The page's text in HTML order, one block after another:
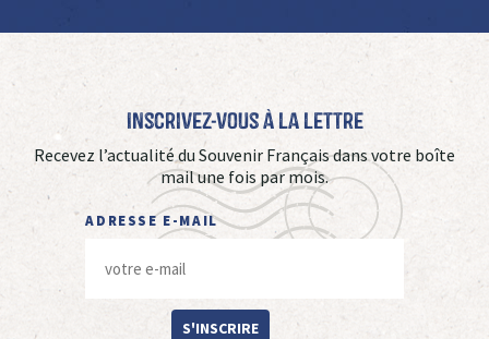
Inscrivez-vous à La Lettre
Recevez l’actualité du Souvenir Français dans votre boîte
mail une fois par mois.
ADRESSE E-MAIL
S'INSCRIRE